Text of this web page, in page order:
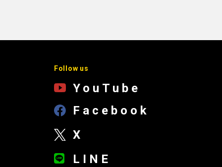
Follow us
YouTube
Facebook
X
LINE